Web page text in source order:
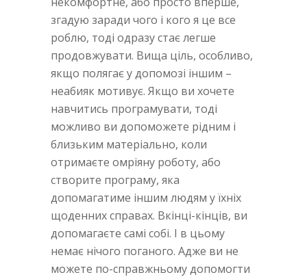
згадую заради чого і кого я це все
роблю, тоді одразу стає легше
продовжувати. Вища ціль, особливо,
якщо полягає у допомозі іншим –
неабияк мотивує. Якщо ви хочете
навчитись програмувати, тоді
можливо ви допоможете рідним і
близьким матеріально, коли
отримаєте омріяну роботу, або
створите програму, яка
допомагатиме іншим людям у їхніх
щоденних справах. Вкінці-кінців, ви
допомагаєте самі собі. І в цьому
немає нічого поганого. Адже ви не
можете по-справжньому допомогти